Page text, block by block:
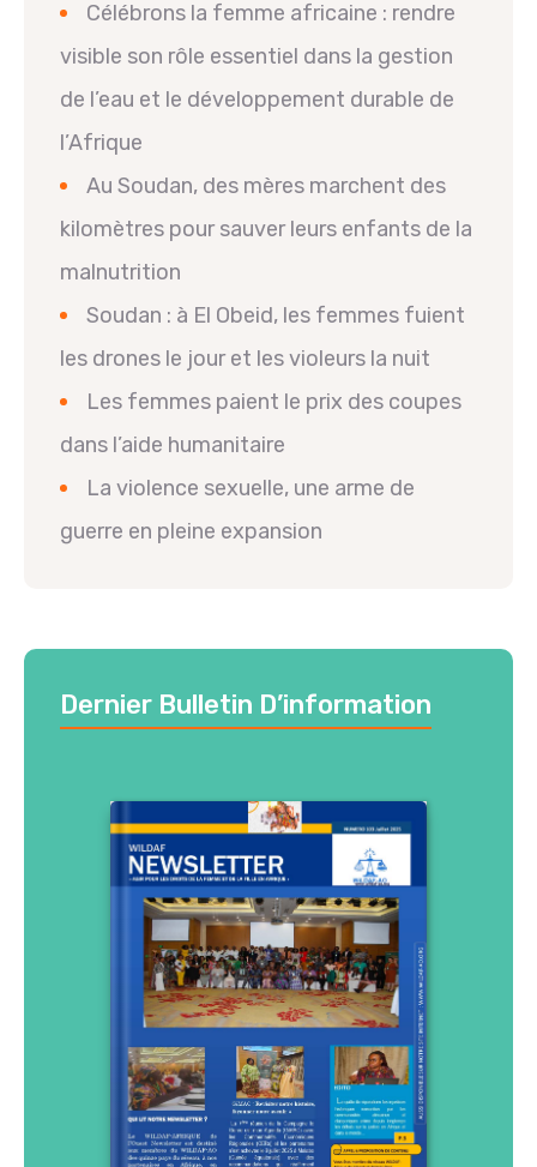
Célébrons la femme africaine : rendre
visible son rôle essentiel dans la gestion
de l’eau et le développement durable de
l’Afrique
Au Soudan, des mères marchent des
kilomètres pour sauver leurs enfants de la
malnutrition
Soudan : à El Obeid, les femmes fuient
les drones le jour et les violeurs la nuit
Les femmes paient le prix des coupes
dans l’aide humanitaire
La violence sexuelle, une arme de
guerre en pleine expansion
Dernier Bulletin D’information